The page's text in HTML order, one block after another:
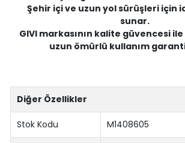
Şehir içi ve uzun yol sürüşleri için
sunar.
GIVI markasının kalite güvencesi ile
uzun ömürlü kullanım
Diğer Özellikler
Stok Kodu M1408605